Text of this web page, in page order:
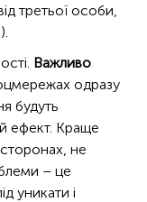
третьої особи,
Важливо
одразу
будуть
ефект. Краще
не
– це
уникати і